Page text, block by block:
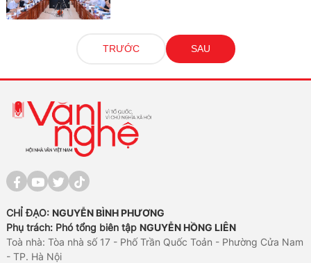
TRƯỚC SAU
CHỈ ĐẠO: NGUYỄN BÌNH PHƯƠNG
Phụ trách: Phó tổng biên tập NGUYỄN HỒNG LIÊN
Toà nhà: Tòa nhà số 17 - Phố Trần Quốc Toản - Phường Cửa Nam
- TP. Hà Nội